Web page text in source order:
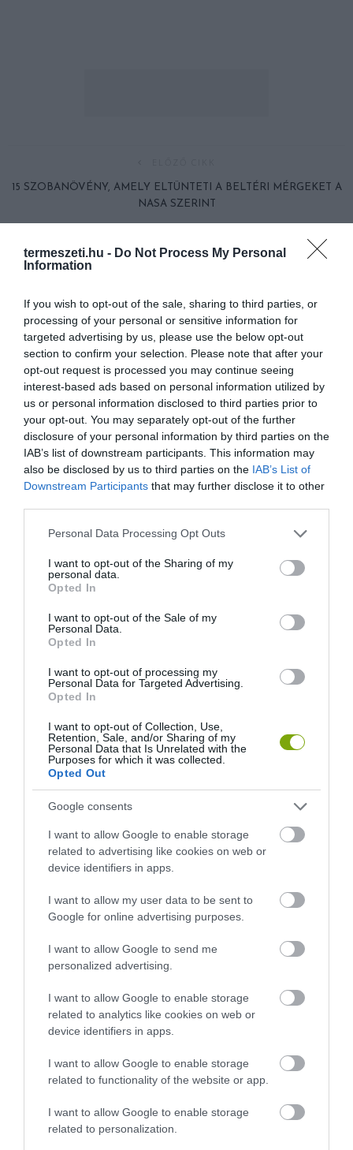
termeszeti.hu - Do Not Process My Personal
Information
If you wish to opt-out of the sale, sharing to third parties, or
processing of your personal or sensitive information for
targeted advertising by us, please use the below opt-out
section to confirm your selection. Please note that after your
opt-out request is processed you may continue seeing
interest-based ads based on personal information utilized by
us or personal information disclosed to third parties prior to
your opt-out. You may separately opt-out of the further
disclosure of your personal information by third parties on the
IAB’s list of downstream participants. This information may
also be disclosed by us to third parties on the IAB’s List of
Downstream Participants that may further disclose it to other
Please note that this website/app uses one or more Google
not limited to your visit or usage behaviour. You may click to
grant or deny consent to Google and its third-party tags to
use your data for below specified purposes in below Google
consent section.
Personal Data Processing Opt Outs
I want to opt-out of the Sharing of my
personal data.
Opted In
I want to opt-out of the Sale of my
Personal Data.
Opted In
I want to opt-out of processing my
Personal Data for Targeted Advertising.
Opted In
I want to opt-out of Collection, Use,
Retention, Sale, and/or Sharing of my
Personal Data that Is Unrelated with the
Purposes for which it was collected.
Opted Out
Google consents
I want to allow Google to enable storage
related to advertising like cookies on web or
device identifiers in apps.
I want to allow my user data to be sent to
Google for online advertising purposes.
I want to allow Google to send me
personalized advertising.
I want to allow Google to enable storage
related to analytics like cookies on web or
device identifiers in apps.
I want to allow Google to enable storage
related to functionality of the website or app.
I want to allow Google to enable storage
related to personalization.
15 SZOBANÖVÉNY, AMELY ELTÜNTETI A BELTÉRI MÉRGEKET A
NASA SZERINT
KÖVETKEZŐ CIKK
HASONLÓ ÉRDEKESSÉGEK
KIRÁNDULÁS A
PANNONHALMI
ARBORÉTUMBA
2026-08-04
KIRÁNDULÁS PANNONHALMA
KÖRNYÉKÉN: TERMÉSZET,
TALÁLKOZÁSA
KIRÁNDULÁS A
PANNONHALMI
GYÓGYNÖVÉNYKERTBE ÉS
2026-08-04
KIRÁNDULÁS A
PANNONHALMI FŐAPÁTSÁG
KIRÁNDULÁS A RAVAZDI
SÖRFŐZDÉBE, A BENCÉS
NEM CSAK A FÖLD
SZOMJAZIK: LÉGKÖRI ASZÁLY